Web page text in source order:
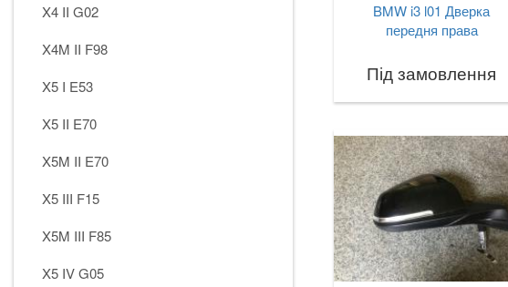
X4 II G02
X4M II F98
X5 I E53
X5 II E70
X5M II E70
X5 III F15
X5M III F85
X5 IV G05
BMW i3 l01 Дверка
передня права
Під замовлення